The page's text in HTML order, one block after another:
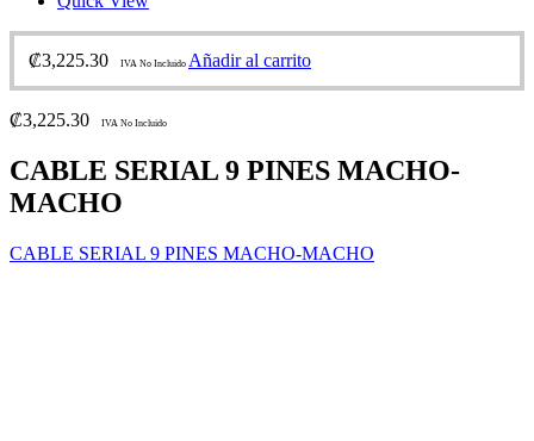
₡3,225.30 IVA No Incluido Añadir al carrito
₡3,225.30 IVA No Incluido
CABLE SERIAL 9 PINES MACHO-
MACHO
CABLE SERIAL 9 PINES MACHO-MACHO